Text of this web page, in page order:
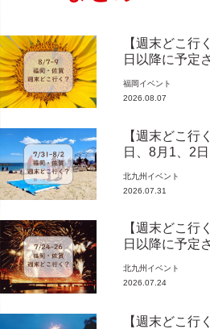
【週末どこ行
日以降に予定
福岡 イベント
2026.08.07
【週末どこ行
日、8月1、2
北九州 イベント
2026.07.31
【週末どこ行
日以降に予定
北九州 イベント
2026.07.24
【週末どこ行